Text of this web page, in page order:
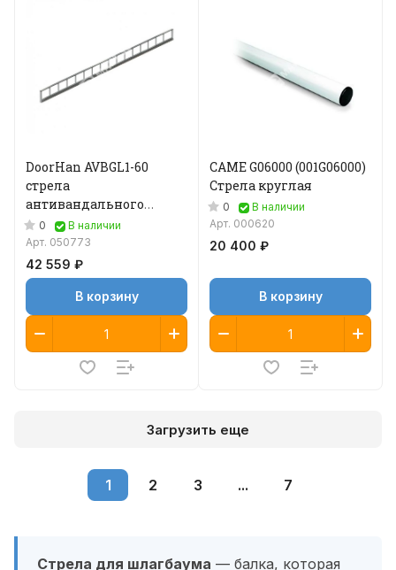
DoorHan AVBGL1-60
стрела
антивандального
шлагбаума
0
В наличии
Арт. 050773
42 559 ₽
В корзину
CAME G06000 (001G06000)
Стрела круглая
0
В наличии
Арт. 000620
20 400 ₽
В корзину
Загрузить еще
1 2 3 ... 7
Стрела для шлагбаума — балка, которая